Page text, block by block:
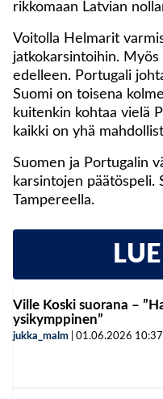
rikkomaan Latvian
Voitolla Helmarit
jatkokarsintoihin.
edelleen. Portugali
Suomi on toisena
kuitenkin kohtaa vielä
kaikki on yhä
Suomen ja Portugalin
karsintojen päätöspeli.
Tampereella.
Ville Koski suorana –
ysikymppinen”
jukka_malm 01.06.2026 10:37